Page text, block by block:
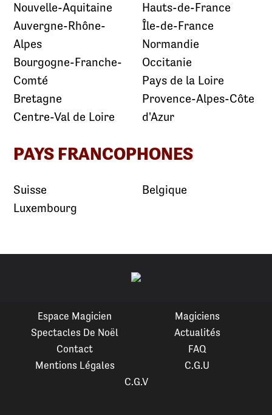
Nouvelle-Aquitaine
Auvergne-Rhône-
Alpes
Bourgogne-Franche-
Comté
Bretagne
Centre-Val de Loire
Hauts-de-France
Île-de-France
Normandie
Occitanie
Pays de la Loire
Provence-Alpes-Côte
d'Azur
PAYS FRANCOPHONES
Suisse
Luxembourg
Belgique
Espace Magicien
Magiciens
Spectacles De Noël
Actualités
Contact
FAQ
Mentions Légales
C.G.U
C.G.V